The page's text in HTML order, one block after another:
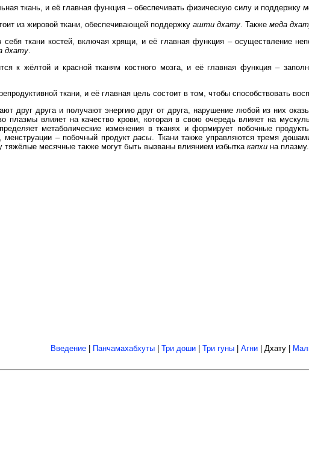
ткань, и её главная функция – обеспечивать физическую силу и поддержку
из жировой ткани, обеспечивающей поддержку ашти дхату . Также меда
ткани костей, включая хрящи, и её главная функция – осуществление
дхату
к жёлтой и красной тканям костного мозга, и её главная функция –
ткани, и её главная цель состоит в том, чтобы способствовать
друг друга и получают энергию друг от друга, нарушение любой из них
плазмы влияет на качество крови, которая в свою очередь влияет на
метаболические изменения в тканях и формирует побочные
– побочный продукт расы . Ткани также управляются тремя
тяжёлые месячные также могут быть вызваны влиянием избытка капхи на плазму.
Введение Панчамахабхуты Три доши Три гуны Агни | Дхату |